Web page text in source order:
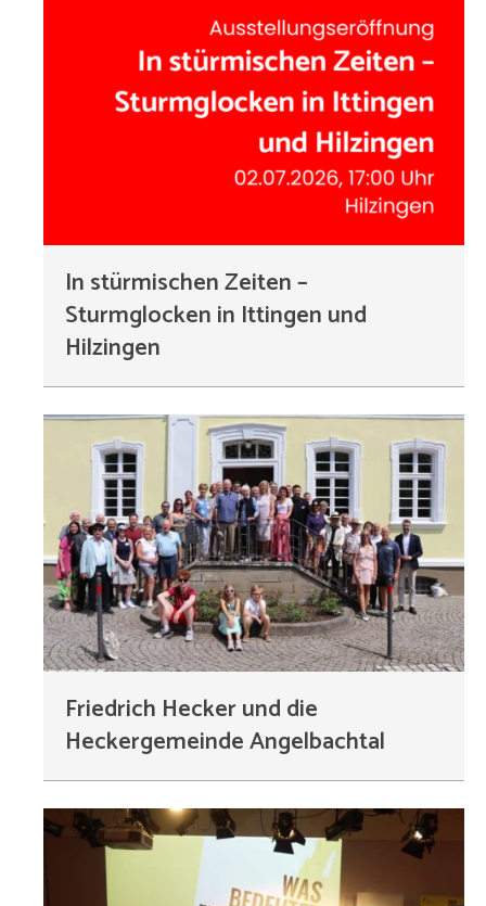
In stürmischen Zeiten –
Sturmglocken in Ittingen und
Hilzingen
Friedrich Hecker und die
Heckergemeinde Angelbachtal